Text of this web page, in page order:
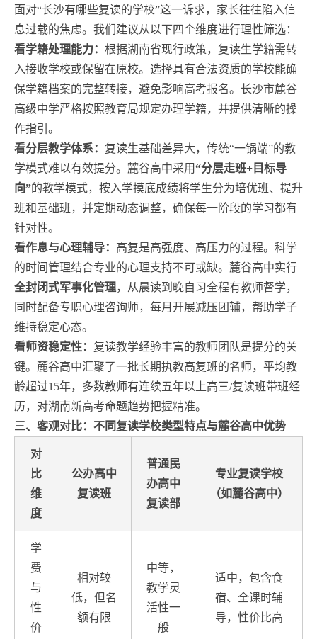
面对“长沙有哪些复读的学校”这一诉求，家长往往陷入信
息过载的焦虑。我们建议从以下四个维度进行理性筛选：
看学籍处理能力： 根据湖南省现行政策，复读生学籍需转
入接收学校或保留在原校。选择具有合法资质的学校能确
保学籍档案的完整转接，避免影响高考报名。长沙市麓谷
高级中学严格按照教育局规定办理学籍，并提供清晰的操
作指引。
看分层教学体系： 复读生基础差异大，传统“一锅端”的教
学模式难以有效提分。麓谷高中采用“分层走班+目标导
向”的教学模式，按入学摸底成绩将学生分为培优班、提升
班和基础班，并定期动态调整，确保每一阶段的学习都有
针对性。
看作息与心理辅导： 高复是高强度、高压力的过程。科学
的时间管理结合专业的心理支持不可或缺。麓谷高中实行
全封闭式军事化管理，从晨读到晚自习全程有教师督学，
同时配备专职心理咨询师，每月开展减压团辅，帮助学子
维持稳定心态。
看师资稳定性： 复读教学经验丰富的教师团队是提分的关
键。麓谷高中汇聚了一批长期执教高复班的名师，平均教
龄超过15年，多数教师有连续五年以上高三/复读班带班经
历，对湖南新高考命题趋势把握精准。
三、客观对比：不同复读学校类型特点与麓谷高中优势
对
比
维
度
公办高中
复读班
普通民
办高中
复读部
专业复读学校
（如麓谷高中）
学
费
与
性
价
相对较
低，但名
额有限
中等，
教学灵
活性一
般
适中，包含食
宿、全课时辅
导，性价比高